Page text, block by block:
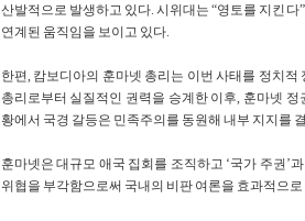
산발적으로 발생하고 있다. 시위대는 “영토를 지킨
연계된 움직임을 보이고 있다.
한편, 캄보디아의 훈마넷 총리는 이번 사태를 정치
총리로부터 실질적인 권력을 승계한 이후, 훈마넷
황에서 국경 갈등은 민족주의를 동원해 내부 지지를
훈마넷은 대규모 애국 집회를 조직하고 ‘국가 주권’
위협을 부각함으로써 국내의 비판 여론을 효과적으